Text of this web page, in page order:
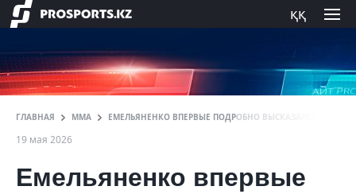
ққ
ГЛАВНАЯ ММА ЕМЕЛЬЯНЕНКО ВПЕРВЫЕ ПОДРОБНО ВЫСКАЗАЛСЯ О
19 мая 2026
Емельяненко впервые